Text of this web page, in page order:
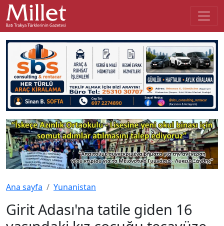
Ana sayfa Yunanistan
Girit Adası'na tatile giden 16